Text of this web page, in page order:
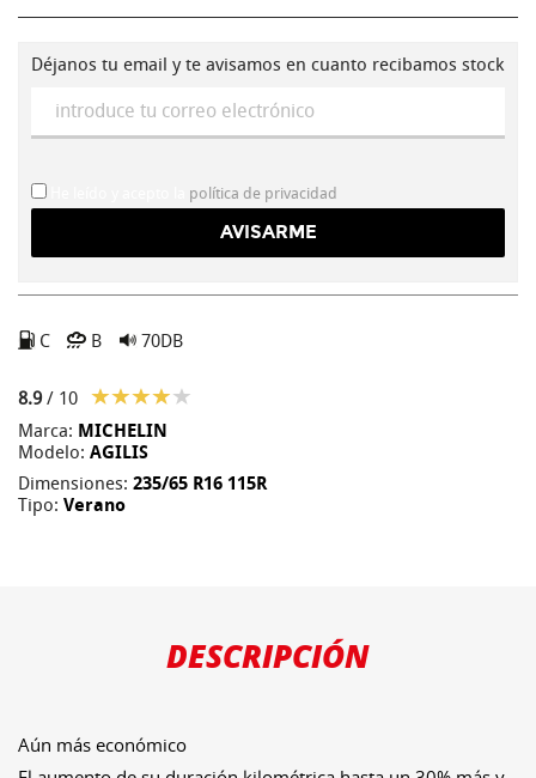
Déjanos tu email y te avisamos en cuanto recibamos stock
política de privacidad
C B 70DB
8.9/ 10
Marca: MICHELIN
Modelo: AGILIS
Dimensiones: 235/65 R16 115R
Tipo: Verano
DESCRIPCIÓN
Aún más económico